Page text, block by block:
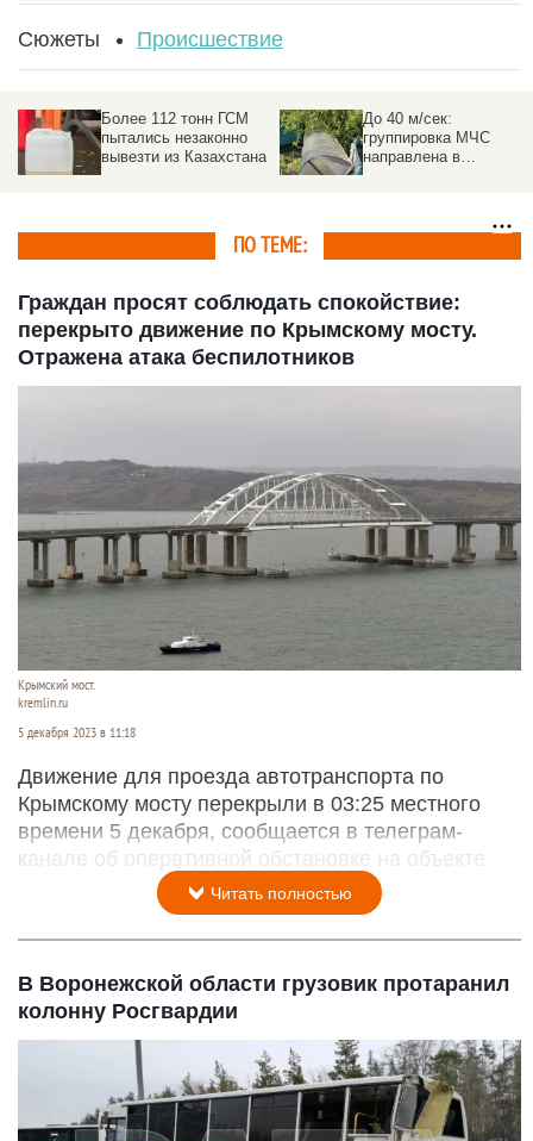
Сюжеты Происшествие
Более 112 тонн ГСМ
пытались незаконно
вывезти из Казахстана
До 40 м/сек:
группировка МЧС
направлена в
ПО ТЕМЕ:
Граждан просят соблюдать спокойствие:
перекрыто движение по Крымскому мосту.
Отражена атака беспилотников
Крымский мост.
kremlin.ru
5 декабря 2023 в 11:18
Движение для проезда автотранспорта по
Крымскому мосту перекрыли в 03:25 местного
времени 5 декабря, сообщается в телеграм-
канале об оперативной обстановке на объекте.
Читать полностью
В Воронежской области грузовик протаранил
колонну Росгвардии